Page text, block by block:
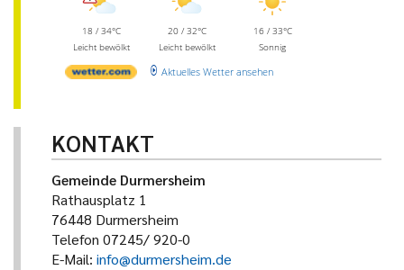
18 / 34°C
Leicht bewölkt
20 / 32°C
Leicht bewölkt
16 / 33°C
Sonnig
Aktuelles Wetter ansehen
KONTAKT
Gemeinde Durmersheim
Rathausplatz 1
76448 Durmersheim
Telefon 07245/ 920-0
E-Mail: info@durmersheim.de